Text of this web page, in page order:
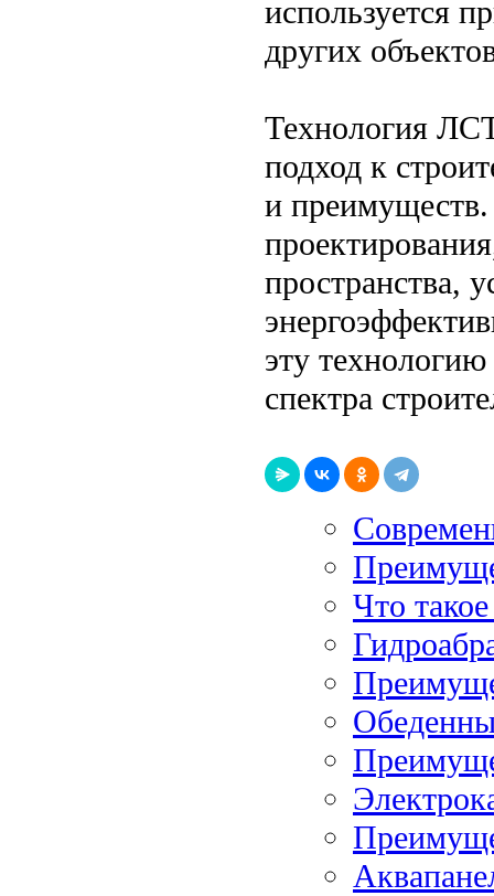
используется
других
Технология
подход к
и преимуществ.
пространства,
эту
спектра
Что